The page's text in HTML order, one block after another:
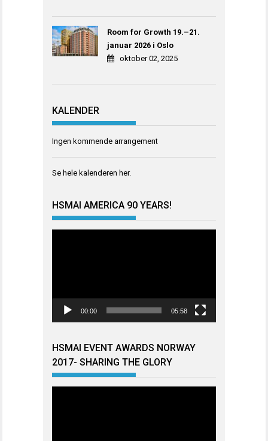
Room for Growth 19.–21.
januar 2026 i Oslo
oktober 02, 2025
KALENDER
Ingen kommende arrangement
Se hele kalenderen her.
HSMAI AMERICA 90 YEARS!
00:00 05:58
HSMAI EVENT AWARDS NORWAY
2017- SHARING THE GLORY